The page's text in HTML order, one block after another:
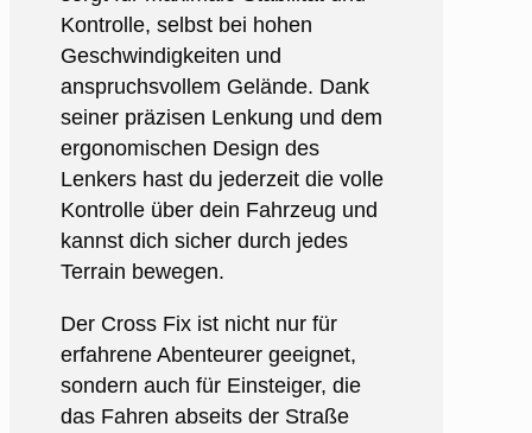
Kontrolle, selbst bei hohen
Geschwindigkeiten und
anspruchsvollem Gelände. Dank
seiner präzisen Lenkung und dem
ergonomischen Design des
Lenkers hast du jederzeit die volle
Kontrolle über dein Fahrzeug und
kannst dich sicher durch jedes
Terrain bewegen.
Der Cross Fix ist nicht nur für
erfahrene Abenteurer geeignet,
sondern auch für Einsteiger, die
das Fahren abseits der Straße